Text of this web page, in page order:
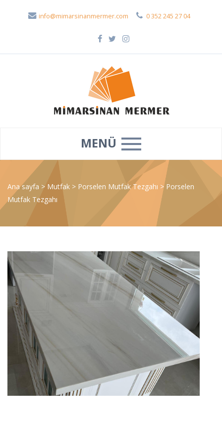
info@mimarsinanmermer.com 0 352 245 27 04
MENÜ
Ana sayfa > Mutfak > Porselen Mutfak Tezgahı > Porselen
Mutfak Tezgahı